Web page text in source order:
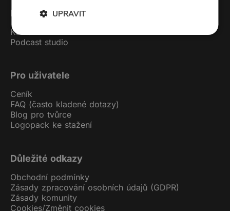
Forendors
Kontakt
Podcast studio
Pro uživatele
Ceník
FAQ (často kladené dotazy)
Blog pro tvůrce
Logopack ke stažení
Důležité odkazy
Obchodní podmínky
Zásady zpracování osobních údajů (GDPR)
Zásady komunity
Cookies/Změnit cookies
UPRAVIT